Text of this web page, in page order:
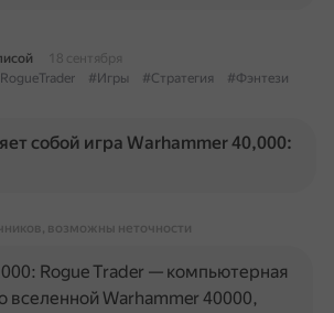
18 сентября
#Игры #Стратегия
#Фэнтези
собой игра Warhammer 40,000:
возможны неточности
Rogue Trader — компьютерная
вселенной Warhammer 40000,